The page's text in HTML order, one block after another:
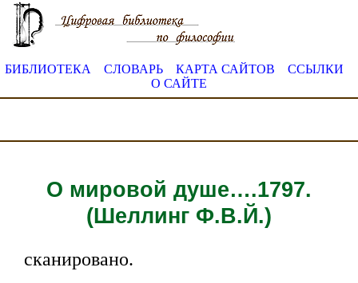
БИБЛИОТЕКА СЛОВАРЬ КАРТА САЙТОВ
ССЫЛКИ
О САЙТЕ
О мировой душе….1797.
(Шеллинг Ф.В.Й.)
сканировано.